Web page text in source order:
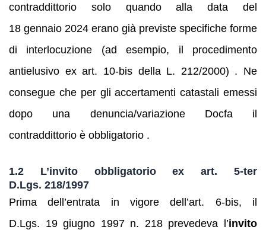
contraddittorio solo quando alla data del
18 gennaio 2024 erano già previste specifiche forme
di interlocuzione (ad esempio, il procedimento
antielusivo ex art. 10‑bis della L. 212/2000) . Ne
consegue che per gli accertamenti catastali emessi
dopo una denuncia/variazione Docfa il
contraddittorio è obbligatorio .
1.2 L’invito obbligatorio ex art. 5‑ter
D.Lgs. 218/1997
Prima dell’entrata in vigore dell’art. 6‑bis, il
D.Lgs. 19 giugno 1997 n. 218 prevedeva l’invito